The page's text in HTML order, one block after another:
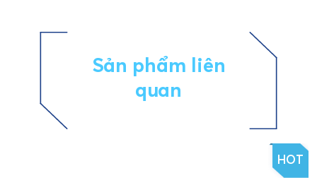
Sản phẩm liên
quan
HOT